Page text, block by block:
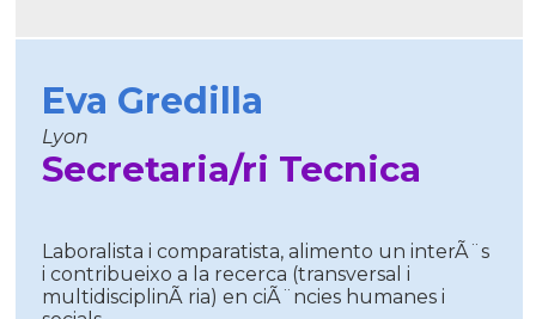
Eva Gredilla
Lyon
Secretaria/ri Tecnica
Laboralista i comparatista, alimento un interÃ¨s
i contribueixo a la recerca (transversal i
multidisciplinÃ ria) en ciÃ¨ncies humanes i